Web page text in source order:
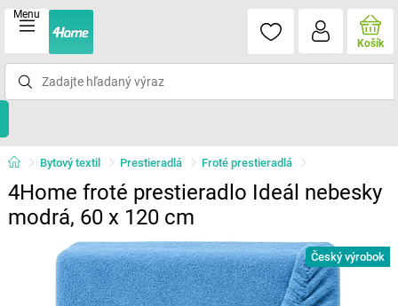
Menu
Košík
Bytový textil Prestieradlá Froté prestieradlá
4Home froté prestieradlo Ideál nebesky
modrá, 60 x 120 cm
Český výrobok